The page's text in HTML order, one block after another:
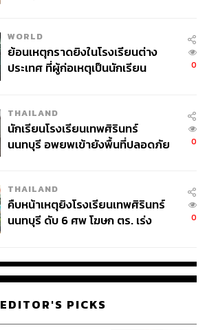
WORLD
ย้อนเหตุกราดยิงในโรงเรียนต่าง
ประเทศ ที่ผู้ก่อเหตุเป็นนักเรียน
0
THAILAND
นักเรียนโรงเรียนเทพศิรินทร์
นนทบุรี อพยพเข้ายังพื้นที่ปลอดภัย
0
THAILAND
คืบหน้าเหตุยิงโรงเรียนเทพศิรินทร์
นนทบุรี ดับ 6 ศพ โฆษก ตร. เร่ง
0
EDITOR'S PICKS